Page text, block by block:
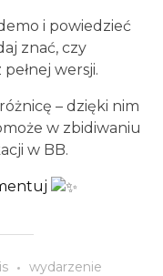
wydarzenie
i powiedzieć
znać, czy
pełnej wersji.
– dzięki nim
w zbidiwaniu
w BB.